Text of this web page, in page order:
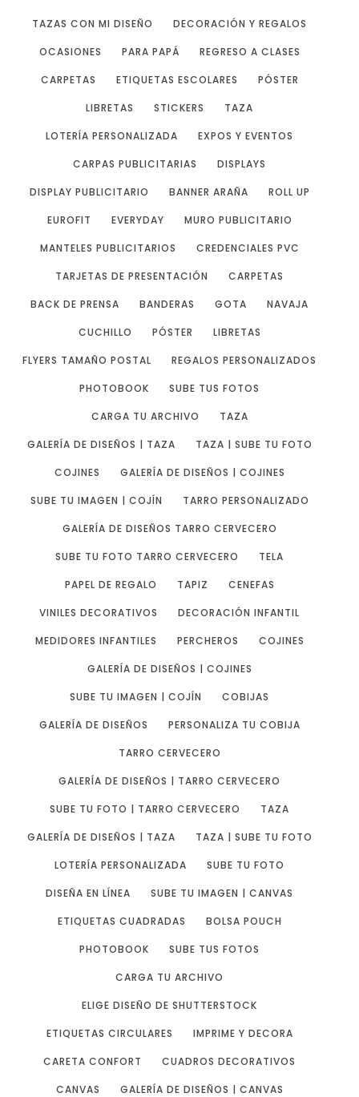
TAZAS CON MI DISEÑO DECORACIÓN Y REGALOS
OCASIONES PARA PAPÁ REGRESO A CLASES
CARPETAS ETIQUETAS ESCOLARES PÓSTER
LIBRETAS STICKERS TAZA
LOTERÍA PERSONALIZADA EXPOS Y EVENTOS
CARPAS PUBLICITARIAS DISPLAYS
DISPLAY PUBLICITARIO BANNER ARAÑA ROLL UP
EUROFIT EVERYDAY MURO PUBLICITARIO
MANTELES PUBLICITARIOS CREDENCIALES PVC
TARJETAS DE PRESENTACIÓN CARPETAS
BACK DE PRENSA BANDERAS GOTA NAVAJA
CUCHILLO PÓSTER LIBRETAS
FLYERS TAMAÑO POSTAL REGALOS PERSONALIZADOS
PHOTOBOOK SUBE TUS FOTOS
CARGA TU ARCHIVO TAZA
GALERÍA DE DISEÑOS | TAZA TAZA | SUBE TU FOTO
COJINES GALERÍA DE DISEÑOS | COJINES
SUBE TU IMAGEN | COJÍN TARRO PERSONALIZADO
GALERÍA DE DISEÑOS TARRO CERVECERO
SUBE TU FOTO TARRO CERVECERO TELA
PAPEL DE REGALO TAPIZ CENEFAS
VINILES DECORATIVOS DECORACIÓN INFANTIL
MEDIDORES INFANTILES PERCHEROS COJINES
GALERÍA DE DISEÑOS | COJINES
SUBE TU IMAGEN | COJÍN COBIJAS
GALERÍA DE DISEÑOS PERSONALIZA TU COBIJA
TARRO CERVECERO
GALERÍA DE DISEÑOS | TARRO CERVECERO
SUBE TU FOTO | TARRO CERVECERO TAZA
GALERÍA DE DISEÑOS | TAZA TAZA | SUBE TU FOTO
LOTERÍA PERSONALIZADA SUBE TU FOTO
DISEÑA EN LÍNEA SUBE TU IMAGEN | CANVAS
ETIQUETAS CUADRADAS BOLSA POUCH
PHOTOBOOK SUBE TUS FOTOS
CARGA TU ARCHIVO
ELIGE DISEÑO DE SHUTTERSTOCK
ETIQUETAS CIRCULARES IMPRIME Y DECORA
CARETA CONFORT CUADROS DECORATIVOS
CANVAS GALERÍA DE DISEÑOS | CANVAS